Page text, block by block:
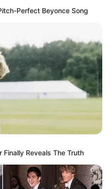
Perfect Beyonce Song
Finally Reveals The Truth